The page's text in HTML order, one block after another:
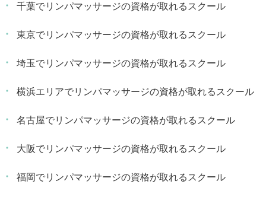
千葉でリンパマッサージの資格が取れるスクール
東京でリンパマッサージの資格が取れるスクール
埼玉でリンパマッサージの資格が取れるスクール
横浜エリアでリンパマッサージの資格が取れるスクール
名古屋でリンパマッサージの資格が取れるスクール
大阪でリンパマッサージの資格が取れるスクール
福岡でリンパマッサージの資格が取れるスクール